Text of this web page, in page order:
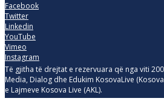
Facebook
Twitter
Linkedin
YouTube
Vimeo
Instagram
Të gjitha të drejtat e rezervuara që nga viti
Media, Dialog dhe Edukim KosovaLive
e Lajmeve Kosova Live (AKL).